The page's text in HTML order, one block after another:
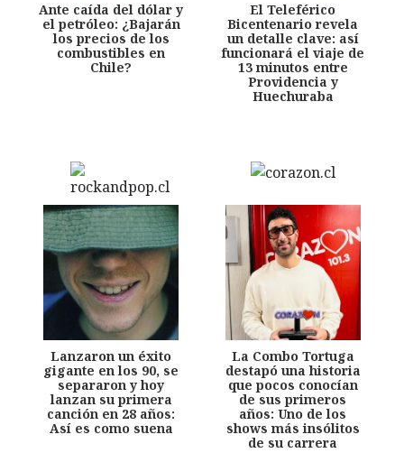
Ante caída del dólar y
el petróleo: ¿Bajarán
los precios de los
combustibles en
Chile?
El Teleférico
Bicentenario revela
un detalle clave: así
funcionará el viaje de
13 minutos entre
Providencia y
Huechuraba
Lanzaron un éxito
gigante en los 90, se
separaron y hoy
lanzan su primera
canción en 28 años:
Así es como suena
La Combo Tortuga
destapó una historia
que pocos conocían
de sus primeros
años: Uno de los
shows más insólitos
de su carrera